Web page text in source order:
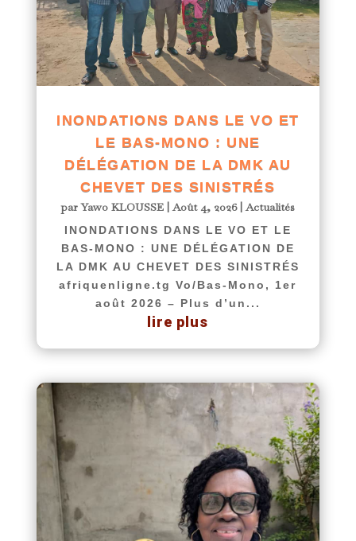
INONDATIONS DANS LE VO ET
LE BAS-MONO : UNE
DÉLÉGATION DE LA DMK AU
CHEVET DES SINISTRÉS
parYawo KLOUSSE |Août 4, 2026|Actualités
INONDATIONS DANS LE VO ET LE
BAS-MONO : UNE DÉLÉGATION DE
LA DMK AU CHEVET DES SINISTRÉS
afriquenligne.tg Vo/Bas-Mono, 1er
août 2026 – Plus d’un...
lire plus